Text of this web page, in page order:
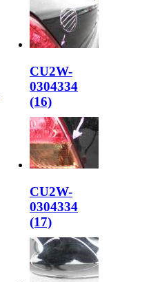
CU2W-
0304334
(16)
CU2W-
0304334
(17)